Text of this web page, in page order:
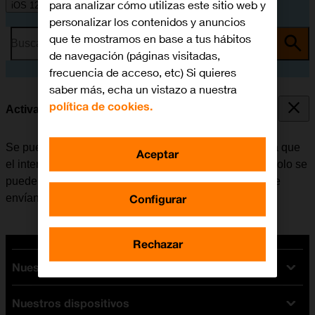
iOS 12.0
Busca por problema o tema
Activar o desactivar la identificación de llamadas
Se puede desactivar la identificación de llamadas para que
el interlocutor no pueda ver quién realiza la llamada. Solo se
puede ocultar el número con las llamadas de voz. Si se
envían mensajes, el destinatario podrá ver el número.
Nuestras tarifas
Tarifas Orange
Nuestros dispositivos
para analizar cómo utilizas este sitio web y
personalizar los contenidos y anuncios
que te mostramos en base a tus hábitos
de navegación (páginas visitadas,
frecuencia de acceso, etc) Si quieres
saber más, echa un vistazo a nuestra
política de cookies.
Configurar
Rechazar
Aceptar